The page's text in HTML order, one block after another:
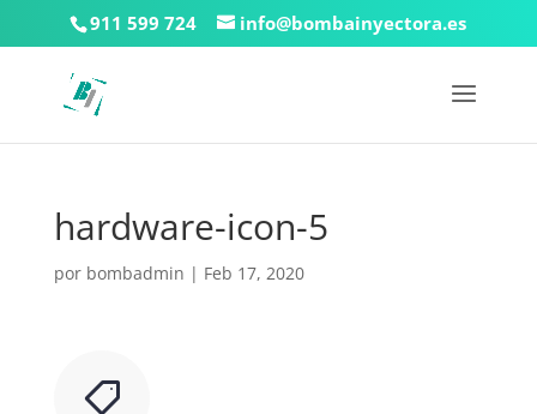
911 599 724 info@bombainyectora.es
hardware-icon-5
por bombadmin | Feb 17, 2020